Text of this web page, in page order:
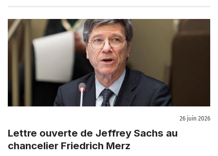
26 juin 2026
Lettre ouverte de Jeffrey Sachs au
chancelier Friedrich Merz